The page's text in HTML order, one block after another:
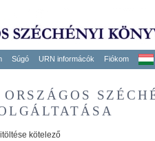
Súgó URN informácók Fiókom
ORSZÁGOS
kötelező